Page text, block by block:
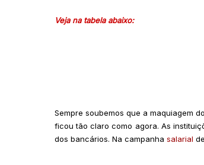
Veja na tabela abaixo:
Sempre soubemos que a maquiagem
ficou tão claro como agora. As
dos bancários. Na campanha salarial